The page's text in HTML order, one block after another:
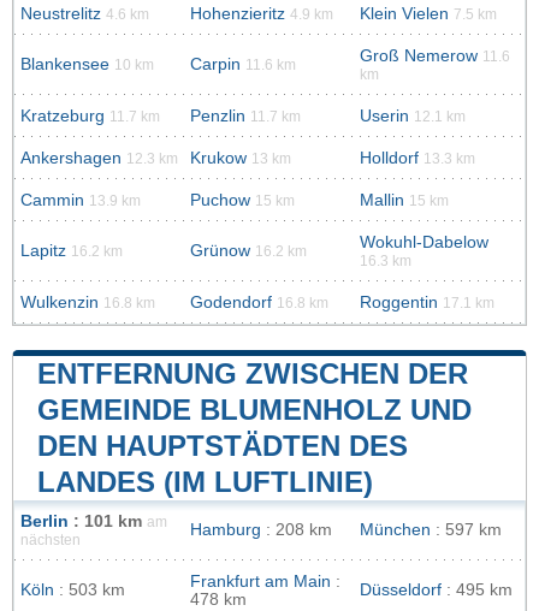
Neustrelitz 4.6 km Hohenzieritz 4.9 km Klein Vielen 7.5 km
Blankensee 10 km Carpin 11.6 km Groß Nemerow 11.6
km
Kratzeburg 11.7 km Penzlin 11.7 km Userin 12.1 km
Ankershagen 12.3 km Krukow 13 km Holldorf 13.3 km
Cammin 13.9 km Puchow 15 km Mallin 15 km
Lapitz 16.2 km Grünow 16.2 km Wokuhl-Dabelow
16.3 km
Wulkenzin 16.8 km Godendorf 16.8 km Roggentin 17.1 km
ENTFERNUNG ZWISCHEN DER
GEMEINDE BLUMENHOLZ UND
DEN HAUPTSTÄDTEN DES
LANDES (IM LUFTLINIE)
Berlin : 101 km am
nächsten
Hamburg : 208 km München : 597 km
Köln : 503 km Frankfurt am Main :
478 km
Düsseldorf : 495 km